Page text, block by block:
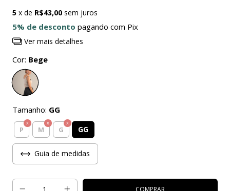
5 x de R$43,00 sem juros
5% de desconto pagando com Pix
Ver mais detalhes
Cor: Bege
Tamanho: GG
P M G GG
Guia de medidas